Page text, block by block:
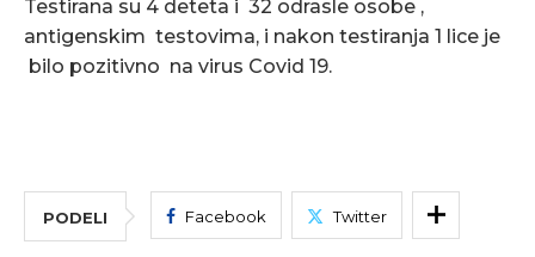
Testirana su 4 deteta i 32 odrasle osobe ,
antigenskim testovima, i nakon testiranja 1 lice je
bilo pozitivno na virus Covid 19.
PODELI Facebook Twitter